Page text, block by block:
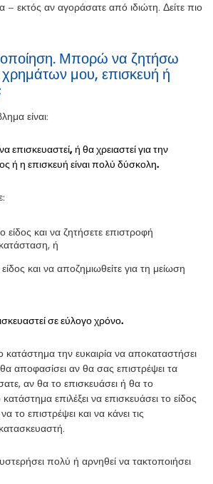
εκτός αν αγοράσατε από ιδιώτη. Δείτε πιο
Μπορώ να ζητήσω
μου, επισκευή ή
είναι:
επισκευαστεί, ή θα χρειαστεί για την
ή η επισκευή είναι πολύ δύσκολη.
είδος και να ζητήσετε επιστροφή
ή
και να αποζημιωθείτε για τη μείωση
σε εύλογο χρόνο.
την ευκαιρία να αποκαταστήσει
αποφασίσει αν θα σας επιστρέψει τα
αν θα το επισκευάσει ή θα το
επιλέξει να επισκευάσει το είδος
το επιστρέψει και να κάνει τις
πολύ ή αρνηθεί να τακτοποιήσει